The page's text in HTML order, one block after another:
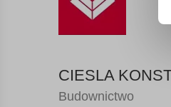
CIESLA
Budownictwo